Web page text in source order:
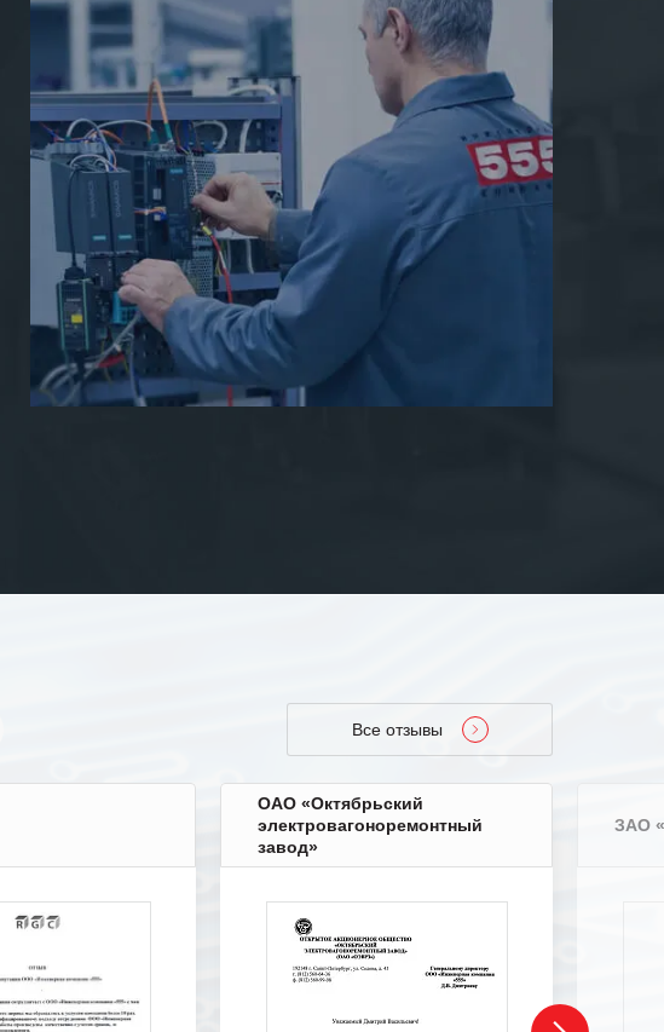
Все отзывы
ОАО «Октябрьский
электровагоноремонтный
завод»
ЗАО